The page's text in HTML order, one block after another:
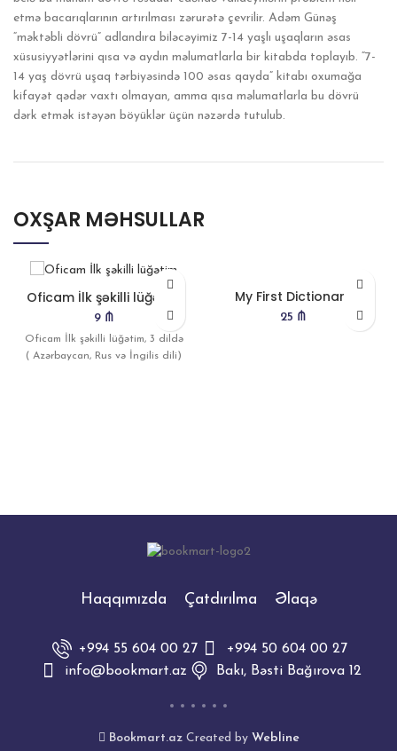
etmə bacarıqlarının artırılması zərurətə çevrilir. Adəm Günəş
“məktəbli dövrü” adlandıra biləcəyimiz 7-14 yaşlı uşaqların əsas
xüsusiyyətlərini qısa və aydın məlumatlarla bir kitabda toplayıb. “7-
14 yaş dövrü uşaq tərbiyəsində 100 əsas qayda” kitabı oxumağa
kifayət qədər vaxtı olmayan, amma qısa məlumatlarla bu dövrü
dərk etmək istəyən böyüklər üçün nəzərdə tutulub.
OXŞAR MƏHSULLAR
Oficam İlk şəkilli lüğətim
9 ₼
Oficam İlk şəkilli lüğətim, 3 dildə
( Azərbaycan, Rus və İngilis dili)
My First Dictionary
25 ₼
Haqqımızda Çatdırılma Əlaqə
+994 55 604 00 27
+994 50 604 00 27
info@bookmart.az
Bakı, Bəsti Bağırova 12
Bookmart.azCreated by Webline